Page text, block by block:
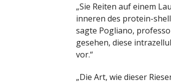
„Sie Reiten auf einem
inneren des protein-
sagte Pogliano,
gesehen, diese
vor.“
„Die Art, wie dieser